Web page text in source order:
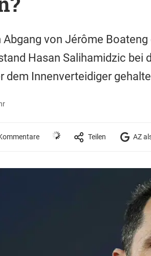
Abgang von Jérôme
Hasan Salihamidzic bei
dem Innenverteidiger
Teilen AZ